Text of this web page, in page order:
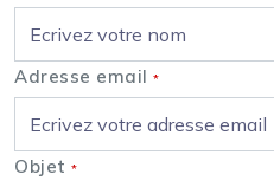
Adresse email *
Objet *